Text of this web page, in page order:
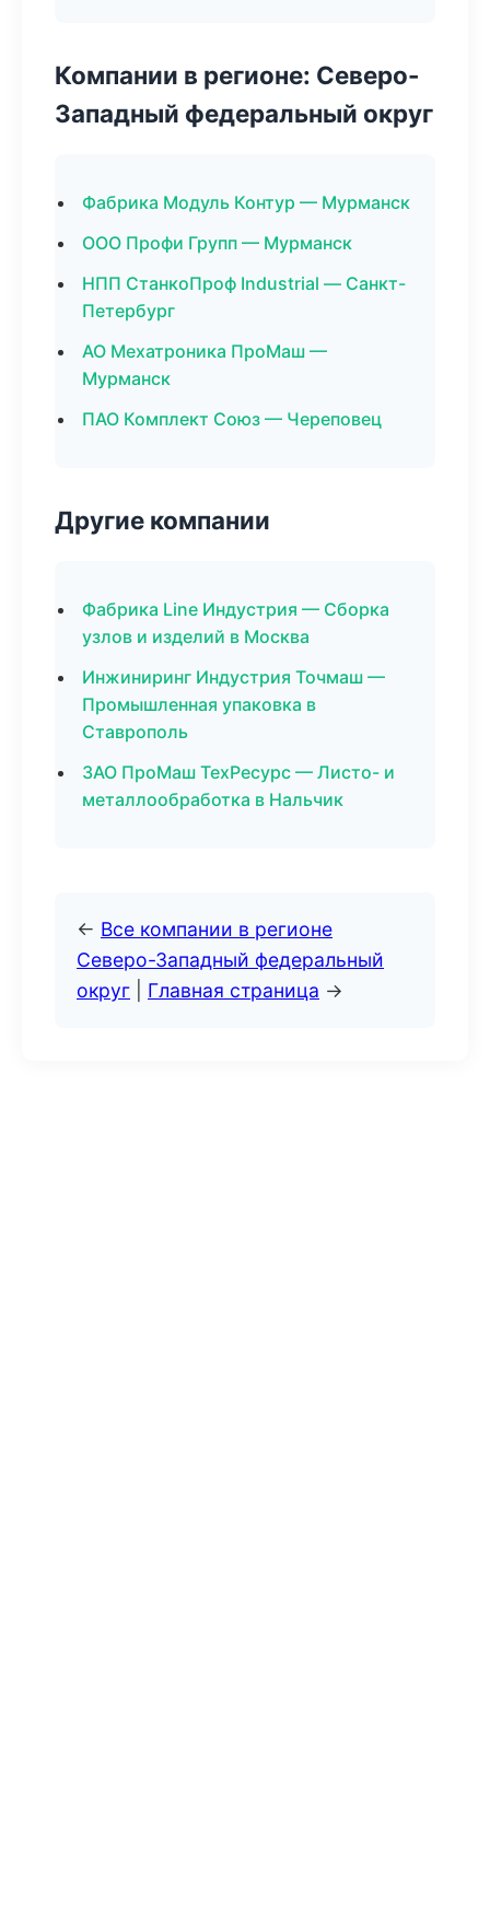
Компании в регионе: Северо-
Западный федеральный округ
Фабрика Модуль Контур — Мурманск
ООО Профи Групп — Мурманск
НПП СтанкоПроф Industrial — Санкт-
Петербург
АО Мехатроника ПроМаш —
Мурманск
ПАО Комплект Союз — Череповец
Другие компании
Фабрика Line Индустрия — Сборка
узлов и изделий в Москва
Инжиниринг Индустрия Точмаш —
Промышленная упаковка в
Ставрополь
ЗАО ПроМаш ТехРесурс — Листо- и
металлообработка в Нальчик
← Все компании в регионе
Северо-Западный федеральный
округ
Главная страница →